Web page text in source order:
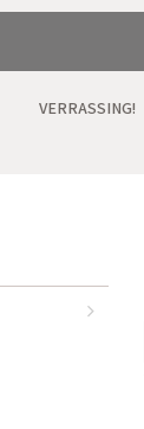
VERRASSING!